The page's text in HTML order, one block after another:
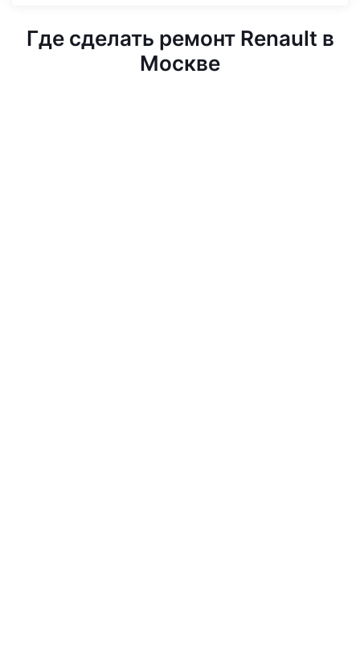
Где сделать ремонт Renault в
Москве